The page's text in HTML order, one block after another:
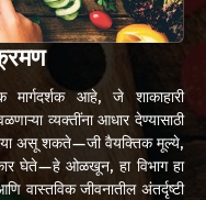
आहे, जे शाकाहारी
व्यक्तींना आधार देण्यासाठी
असू शकते—जी वैयक्तिक मूल्ये,
घेते—हे ओळखून, हा विभाग हा
वास्तविक जीवनातील अंतर्दृष्टी